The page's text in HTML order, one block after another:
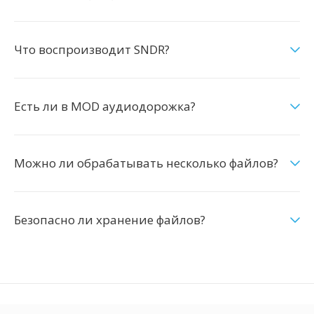
Что воспроизводит SNDR?
Есть ли в MOD аудиодорожка?
Можно ли обрабатывать несколько файлов?
Безопасно ли хранение файлов?